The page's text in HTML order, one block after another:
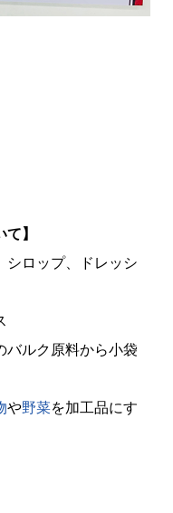
】
シロップ、ドレッシ
バルク原料から小袋
や野菜を加工品にす